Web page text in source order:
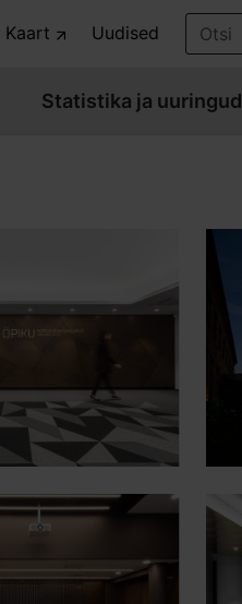
Kaart Uudised
Statistika ja uuringud